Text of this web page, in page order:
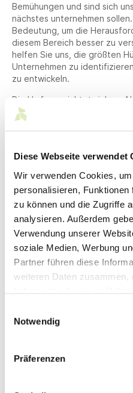
Diese Webseite verwendet
Wir verwenden Cookies,
personalisieren,
zu können und die Zugriffe
analysieren. Außerdem
Verwendung unserer
soziale Medien, Werbung
Partner führen diese
weiteren Daten zusammen,
Notwendig
Präferenzen
Bemühungen und sind sich
nächstes unternehmen
Bedeutung, um die
diesem Bereich besser zu
helfen Sie uns, die größten
Unternehmen zu
zu entwickeln.
Die Umfrage richtet sich an
innerhalb des DACH Raums
Wertschöpfungskette.
es besteht die Möglichkeit,
fortzusetzen. (Bitte beachten
diesem Fall vom gleichen
Ihre Angaben werden
anonymisiert und in
Falls gewünscht, bekommen
Befragung gerne
Befragung die Möglichkeit,